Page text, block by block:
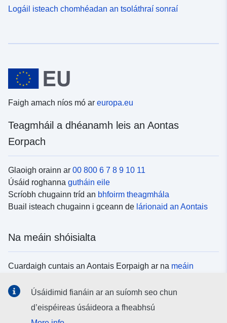
Logáil isteach chomhéadan an tsoláthraí sonraí
Faigh amach níos mó ar europa.eu
Teagmháil a dhéanamh leis an Aontas
Eorpach
Glaoigh orainn ar 00 800 6 7 8 9 10 11
Úsáid roghanna gutháin eile
Scríobh chugainn tríd an bhfoirm theagmhála
Buail isteach chugainn i gceann de lárionaid an Aontais
Na meáin shóisialta
Cuardaigh cuntais an Aontais Eorpaigh ar na meáin
Úsáidimid fianáin ar an suíomh seo chun
d’eispéireas úsáideora a fheabhsú